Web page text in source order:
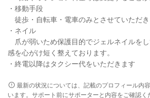
・移動手段
徒歩・自転車・電車のみとさせていただき
・ネイル
爪が弱いため保護目的でジェルネイルを
感を心がけ短く整えております。
・終電以降はタクシー代をいただきます
最新の状況については、記載のプロフィール内
います。サポート前にサポーターと内容をご確認く